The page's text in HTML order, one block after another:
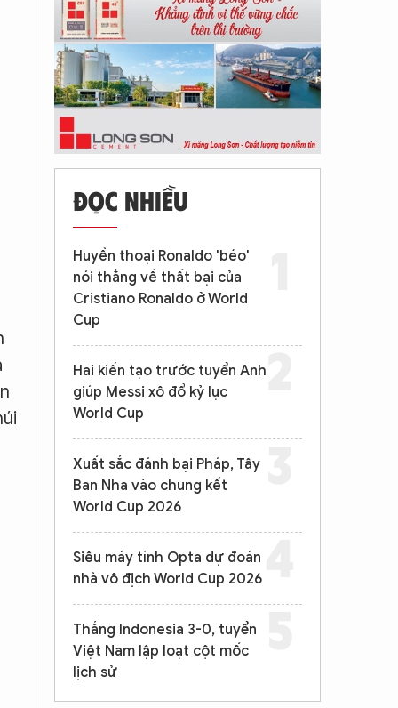
ĐỌC NHIỀU
Huyền thoại Ronaldo 'béo'
nói thẳng về thất bại của
Cristiano Ronaldo ở World
Cup
Hai kiến tạo trước tuyển Anh
giúp Messi xô đổ kỷ lục
World Cup
Xuất sắc đánh bại Pháp, Tây
Ban Nha vào chung kết
World Cup 2026
Siêu máy tính Opta dự đoán
nhà vô địch World Cup 2026
Thắng Indonesia 3-0, tuyển
Việt Nam lập loạt cột mốc
lịch sử